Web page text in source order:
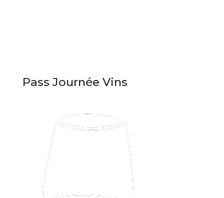
Pass Journée Vins